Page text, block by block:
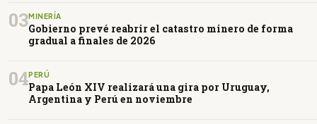
03MINERÍA
Gobierno prevé reabrir el catastro minero de forma
gradual a finales de 2026
04PERÚ
Papa León XIV realizará una gira por Uruguay,
Argentina y Perú en noviembre